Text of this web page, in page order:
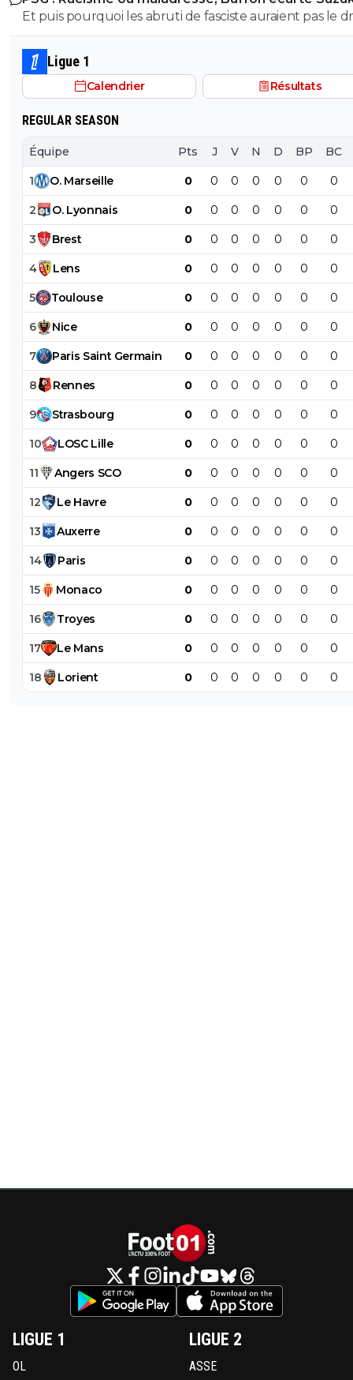
PSG. Au 01/01/2027 Barcola sera libre d'aller où il veut
zéro.
Et puis pourquoi les abruti de fasciste auraient pas le
s'exprimer? Toi t'es un gros débile qui sait pas faire la
différence entre nazisme et fascisme, t'a bien le droit de
t'exprimer lol Tous les abrutis et idiots ont le droit de
s'exprimer lol
Ligue 1
Calendrier Résultats
REGULAR SEASON
Équipe Pts J V N D BP BC
1 O. Marseille 0 0 0 0 0 0 0
2 O. Lyonnais 0 0 0 0 0 0 0
3 Brest 0 0 0 0 0 0 0
4 Lens 0 0 0 0 0 0 0
5 Toulouse 0 0 0 0 0 0 0
6 Nice 0 0 0 0 0 0 0
7 Paris Saint Germain 0 0 0 0 0 0 0
8 Rennes 0 0 0 0 0 0 0
9 Strasbourg 0 0 0 0 0 0 0
10 LOSC Lille 0 0 0 0 0 0 0
11 Angers SCO 0 0 0 0 0 0 0
12 Le Havre 0 0 0 0 0 0 0
13 Auxerre 0 0 0 0 0 0 0
14 Paris 0 0 0 0 0 0 0
15 Monaco 0 0 0 0 0 0 0
16 Troyes 0 0 0 0 0 0 0
17 Le Mans 0 0 0 0 0 0 0
18 Lorient 0 0 0 0 0 0 0
LIGUE 1
OL
LIGUE 2
ASSE